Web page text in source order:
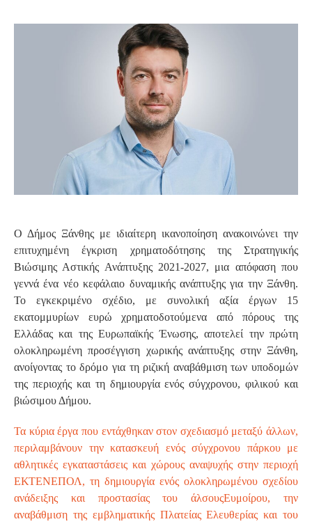
Ο Δήμος Ξάνθης με ιδιαίτερη ικανοποίηση ανακοινώνει την
επιτυχημένη έγκριση χρηματοδότησης της Στρατηγικής
Βιώσιμης Αστικής Ανάπτυξης 2021-2027, μια απόφαση που
γεννά ένα νέο κεφάλαιο δυναμικής ανάπτυξης για την Ξάνθη.
Το εγκεκριμένο σχέδιο, με συνολική αξία έργων 15
εκατομμυρίων ευρώ χρηματοδοτούμενα από πόρους της
Ελλάδας και της Ευρωπαϊκής Ένωσης, αποτελεί την πρώτη
ολοκληρωμένη προσέγγιση χωρικής ανάπτυξης στην Ξάνθη,
ανοίγοντας το δρόμο για τη ριζική αναβάθμιση των υποδομών
της περιοχής και τη δημιουργία ενός σύγχρονου, φιλικού και
βιώσιμου Δήμου.
Τα κύρια έργα που εντάχθηκαν στον σχεδιασμό μεταξύ άλλων,
περιλαμβάνουν την κατασκευή ενός σύγχρονου πάρκου με
αθλητικές εγκαταστάσεις και χώρους αναψυχής στην περιοχή
ΕΚΤΕΝΕΠΟΛ, τη δημιουργία ενός ολοκληρωμένου σχεδίου
ανάδειξης και προστασίας του άλσουςΕυμοίρου, την
αναβάθμιση της εμβληματικής Πλατείας Ελευθερίας και του